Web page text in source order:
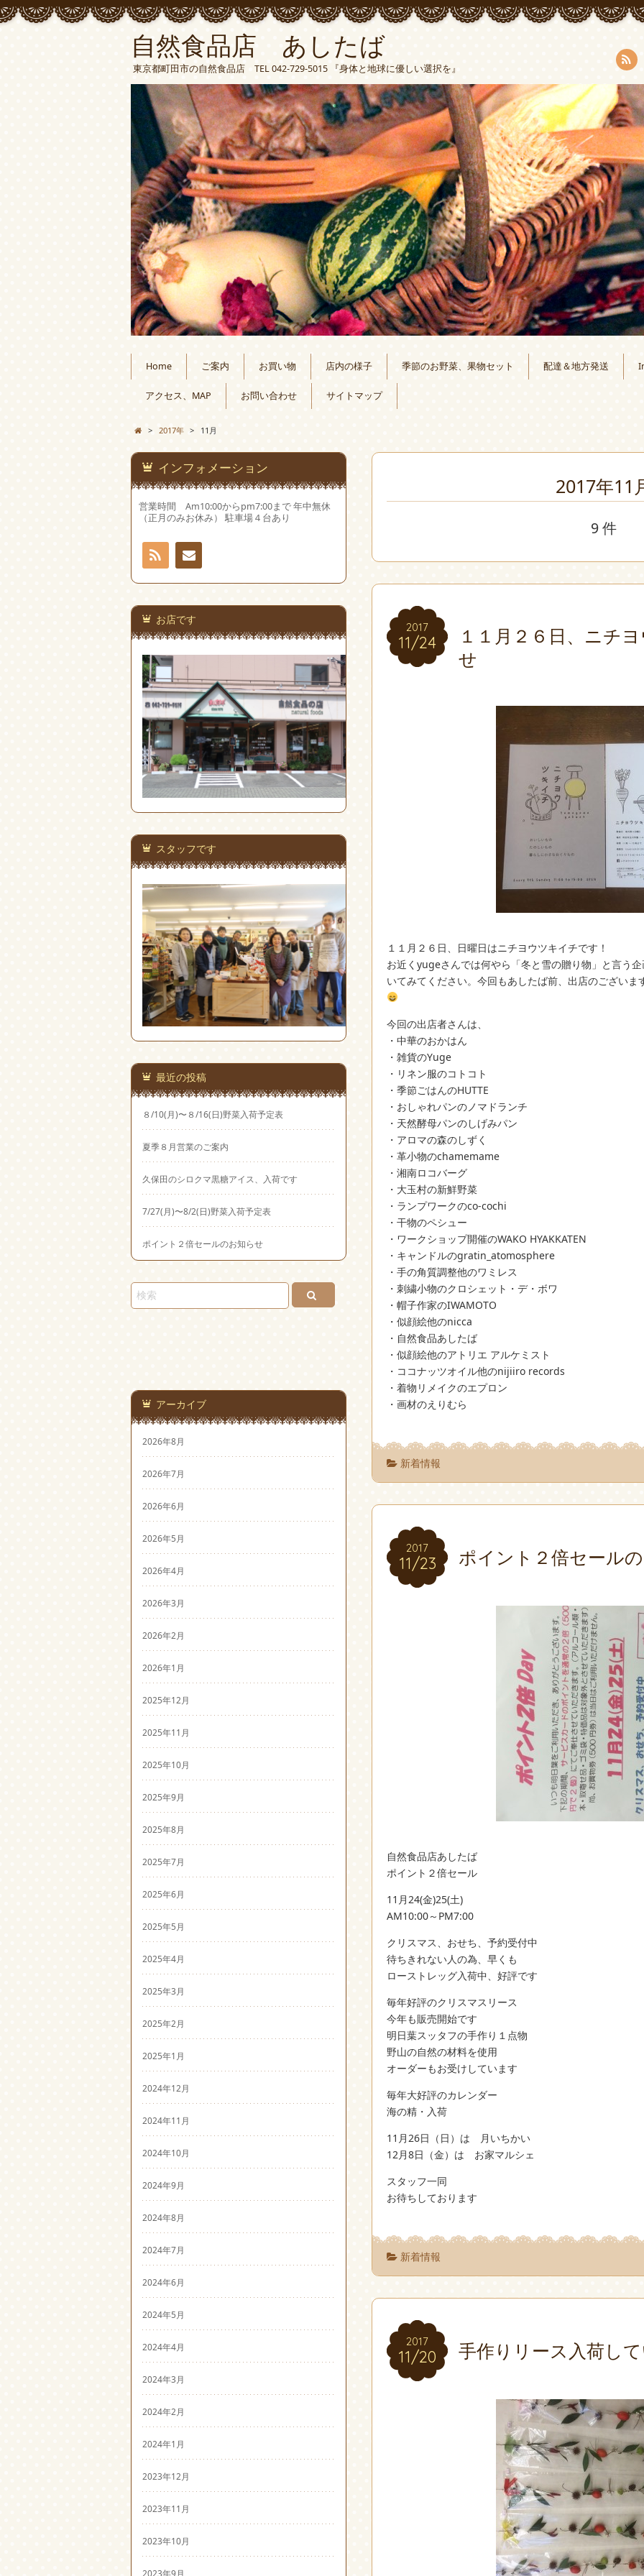
自然食品店 あしたば
東京都町田市の自然食品店 TEL 042-729-5015 『身体と地球に優しい選択を』
RSS
Home ご案内 お買い物 店内の様子 季節のお野菜、果物セット 配達＆地方発送
アクセス、MAP お問い合わせ サイトマップ
> 2017年 > 11月
2017年11
9 件
2017
11/24
2017
11/24
１１月２６日、ニチ
せ
１１月２６日、日曜日はニチヨウツキイチです！
お近くyugeさんでは何やら「冬と雪の贈り物」と言う
いてみてください。今回もあしたば前、出店のござい
今回の出店者さんは、
・中華のおかはん
・雑貨のYuge
・リネン服のコトコト
・季節ごはんのHUTTE
・おしゃれパンのノマドランチ
・天然酵母パンのしげみパン
・アロマの森のしずく
・革小物のchamemame
・湘南ロコバーグ
・大玉村の新鮮野菜
・ランプワークのco-cochi
・干物のペシュー
・ワークショップ開催のWAKO HYAKKATEN
・キャンドルのgratin_atomosphere
・手の角質調整他のワミレス
・刺繍小物のクロシェット・デ・ボワ
・帽子作家のIWAMOTO
・似顔絵他のnicca
・自然食品あしたば
・似顔絵他のアトリエ アルケミスト
・ココナッツオイル他のnijiiro records
・着物リメイクのエプロン
・画材のえりむら
新着情報
2017
11/23
2017
11/23 ポイント２倍セール
自然食品店あしたば
ポイント２倍セール
11月24(金)25(土)
AM10:00～PM7:00
クリスマス、おせち、予約受付中
待ちきれない人の為、早くも
ローストレッグ入荷中、好評です
毎年好評のクリスマスリース
今年も販売開始です
明日葉スッタフの手作り１点物
野山の自然の材料を使用
オーダーもお受けしています
毎年大好評のカレンダー
海の精・入荷
11月26日（日）は 月いちかい
12月8日（金）は お家マルシェ
スタッフ一同
お待ちしております
新着情報
2017
11/20
2017
11/20 手作りリース入荷し
インフォメーション
営業時間 Am10:00からpm7:00まで 年中無休
（正月のみお休み） 駐車場４台あり
お問
い合
わせ
お店です
スタッフです
最近の投稿
８/10(月)〜８/16(日)野菜入荷予定表
夏季８月営業のご案内
久保田のシロクマ黒糖アイス、入荷です
7/27(月)〜8/2(日)野菜入荷予定表
ポイント２倍セールのお知らせ
アーカイブ
2026年8月
2026年7月
2026年6月
2026年5月
2026年4月
2026年3月
2026年2月
2026年1月
2025年12月
2025年11月
2025年10月
2025年9月
2025年8月
2025年7月
2025年6月
2025年5月
2025年4月
2025年3月
2025年2月
2025年1月
2024年12月
2024年11月
2024年10月
2024年9月
2024年8月
2024年7月
2024年6月
2024年5月
2024年4月
2024年3月
2024年2月
2024年1月
2023年12月
2023年11月
2023年10月
2023年9月